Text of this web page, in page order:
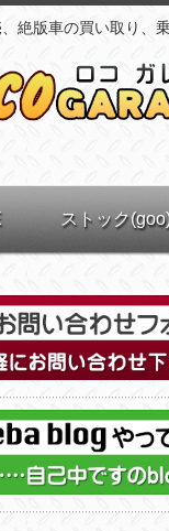
絶版車の買い取り、
ストック